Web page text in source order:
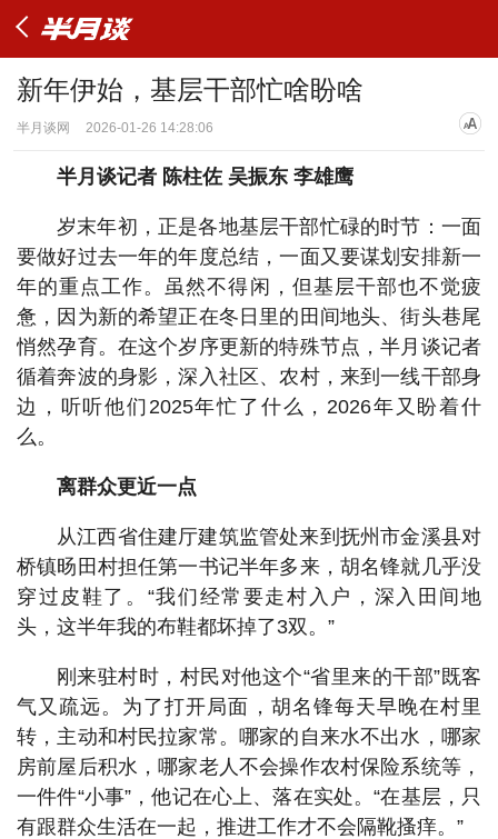
新年伊始，基层干部忙啥盼啥
半月谈网 2026-01-26 14:28:06
半月谈记者 陈柱佐 吴振东 李雄鹰
岁末年初，正是各地基层干部忙碌的时节：一面
要做好过去一年的年度总结，一面又要谋划安排新一
年的重点工作。虽然不得闲，但基层干部也不觉疲
惫，因为新的希望正在冬日里的田间地头、街头巷尾
悄然孕育。在这个岁序更新的特殊节点，半月谈记者
循着奔波的身影，深入社区、农村，来到一线干部身
边，听听他们2025年忙了什么，2026年又盼着什
么。
离群众更近一点
从江西省住建厅建筑监管处来到抚州市金溪县对
桥镇旸田村担任第一书记半年多来，胡名锋就几乎没
穿过皮鞋了。“我们经常要走村入户，深入田间地
头，这半年我的布鞋都坏掉了3双。”
刚来驻村时，村民对他这个“省里来的干部”既客
气又疏远。为了打开局面，胡名锋每天早晚在村里
转，主动和村民拉家常。哪家的自来水不出水，哪家
房前屋后积水，哪家老人不会操作农村保险系统等，
一件件“小事”，他记在心上、落在实处。“在基层，只
有跟群众生活在一起，推进工作才不会隔靴搔痒。”